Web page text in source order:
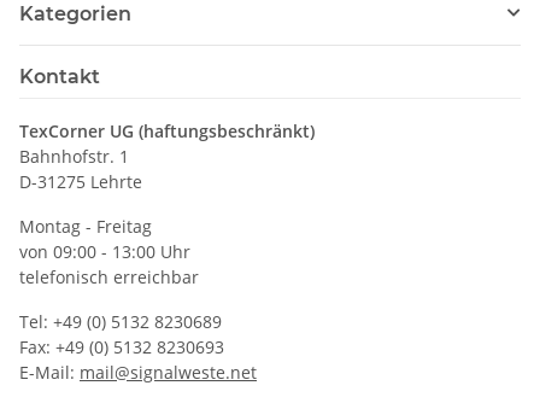
Kategorien
Kontakt
TexCorner UG (haftungsbeschränkt)
Bahnhofstr. 1
D-31275 Lehrte
Montag - Freitag
von 09:00 - 13:00 Uhr
telefonisch erreichbar
Tel: +49 (0) 5132 8230689
Fax: +49 (0) 5132 8230693
E-Mail: mail@signalweste.net